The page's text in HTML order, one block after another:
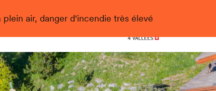
air, danger d'incendie très élevé
Nendaz